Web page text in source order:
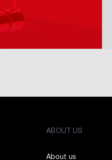
ABOUT US
About us